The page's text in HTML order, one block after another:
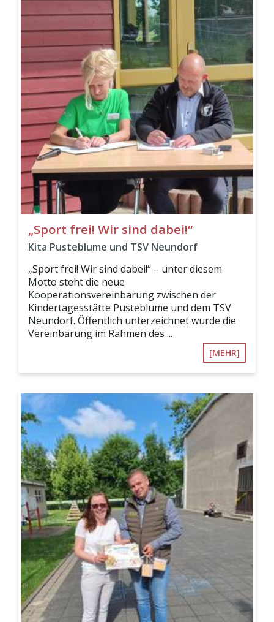
„Sport frei! Wir sind dabei!“
Kita Pusteblume und TSV Neundorf
„Sport frei! Wir sind dabei!“ – unter diesem
Motto steht die neue
Kooperationsvereinbarung zwischen der
Kindertagesstätte Pusteblume und dem TSV
Neundorf. Öffentlich unterzeichnet wurde die
Vereinbarung im Rahmen des ...
[MEHR]